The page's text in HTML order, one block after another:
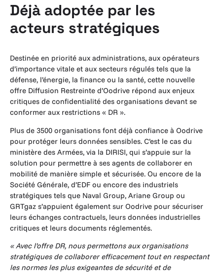
Déjà adoptée par les
acteurs stratégiques
Destinée en priorité aux administrations, aux opérateurs
d’importance vitale et aux secteurs régulés tels que la
défense, l’énergie, la finance ou la santé, cette nouvelle
offre Diffusion Restreinte d’Oodrive répond aux enjeux
critiques de confidentialité des organisations devant se
conformer aux restrictions « DR ».
Plus de 3500 organisations font déjà confiance à Oodrive
pour protéger leurs données sensibles. C’est le cas du
ministère des Armées, via la DIRISI, qui s’appuie sur la
solution pour permettre à ses agents de collaborer en
mobilité de manière simple et sécurisée. Ou encore de la
Société Générale, d’EDF ou encore des industriels
stratégiques tels que Naval Group, Ariane Group ou
GRTgaz s’appuient également sur Oodrive pour sécuriser
leurs échanges contractuels, leurs données industrielles
critiques et leurs documents réglementés.
« Avec l’offre DR, nous permettons aux organisations
stratégiques de collaborer efficacement tout en respectant
les normes les plus exigeantes de sécurité et de